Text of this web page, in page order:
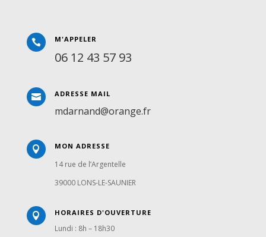
 M'APPELER
06 12 43 57 93
 ADRESSE MAIL
mdarnand@orange.fr
 MON ADRESSE
14 rue de l’Argentelle
39000 LONS-LE-SAUNIER
 HORAIRES D'OUVERTURE
Lundi : 8h – 18h30